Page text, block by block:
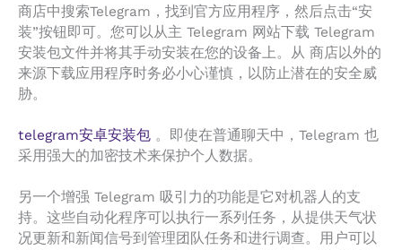
商店中搜索Telegram，找到官方应用程序，然后点击“安
装”按钮即可。您可以从主 Telegram 网站下载 Telegram
安装包文件并将其手动安装在您的设备上。从 商店以外的
来源下载应用程序时务必小心谨慎，以防止潜在的安全威
胁。
telegram安卓安装包 。即使在普通聊天中，Telegram 也
采用强大的加密技术来保护个人数据。
另一个增强 Telegram 吸引力的功能是它对机器人的支
持。这些自动化程序可以执行一系列任务，从提供天气状
况更新和新闻信号到管理团队任务和进行调查。用户可以